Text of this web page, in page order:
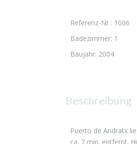
Referenz-Nr : 1006
Badezimmer: 1
Baujahr: 2004
Beschreibung
Puerto de Andratx
ca. 7 min. entfernt.